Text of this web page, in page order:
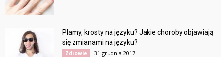
Plamy, krosty na języku? Jakie choroby objawiają
się zmianami na języku?
Zdrowie 31 grudnia 2017